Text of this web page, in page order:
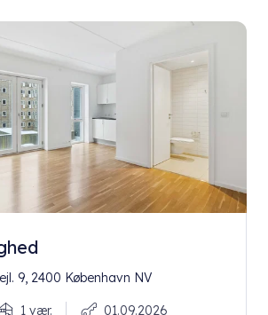
9, 2400 København NV
1 vær. 01.09.2026